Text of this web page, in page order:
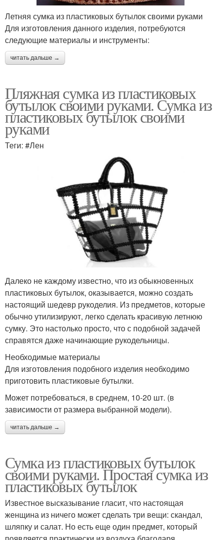
Летняя сумка из пластиковых бутылок своими руками
Для изготовления данного изделия, потребуются
следующие материалы и инструменты:
читать дальше →
Пляжная сумка из пластиковых
бутылок своими руками. Сумка из
пластиковых бутылок своими
руками
Теги: #Лен
Далеко не каждому известно, что из обыкновенных
пластиковых бутылок, оказывается, можно создать
настоящий шедевр рукоделия. Из предметов, которые
обычно утилизируют, легко сделать красивую летнюю
сумку. Это настолько просто, что с подобной задачей
справятся даже начинающие рукодельницы.
Необходимые материалы
Для изготовления подобного изделия необходимо
приготовить пластиковые бутылки.
Может потребоваться, в среднем, 10-20 шт. (в
зависимости от размера выбранной модели).
читать дальше →
Сумка из пластиковых бутылок
своими руками. Простая сумка из
пластиковых бутылок
Известное высказывание гласит, что настоящая
женщина из ничего может сделать три вещи: скандал,
шляпку и салат. Но есть еще один предмет, который